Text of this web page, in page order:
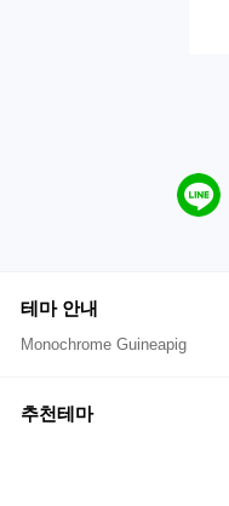
테마 안내
Monochrome Guineapig
추천테마